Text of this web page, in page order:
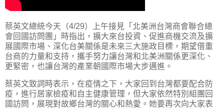
蔡英文總統今天（4/29）上午接見「北美洲台灣商會聯合總
會回國訪問團」時指出，擴大來台投資、促進商機交流及擴
展國際市場、深化台美關係是未來三大施政目標，期望借重
台商的力量和支持，攜手努力讓台灣和北美洲關係更深化、
更緊密，也讓台灣的產業朝國際市場大步邁進。
蔡英文致詞時表示，在疫情之下，大家回到台灣都要配合防
疫，進行居家檢疫和自主健康管理，但大家依然特別組團回
國訪問，展現對故鄉台灣的關心和熱愛。她要再次向大家表